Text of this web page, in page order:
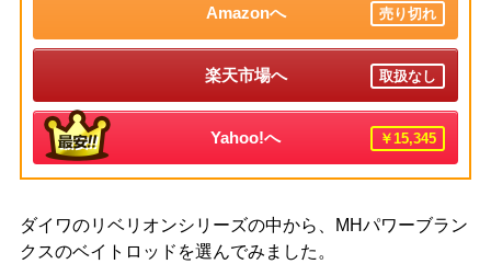
Amazonへ 売り切れ
楽天市場へ 取扱なし
Yahoo!へ ￥15,345
ダイワのリベリオンシリーズの中から、MHパワーブラン
クスのベイトロッドを選んでみました。